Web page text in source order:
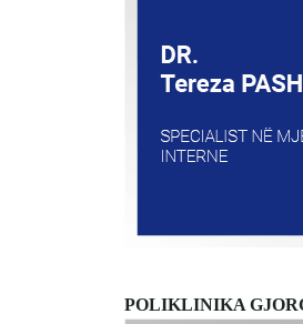
POLIKLINIKA